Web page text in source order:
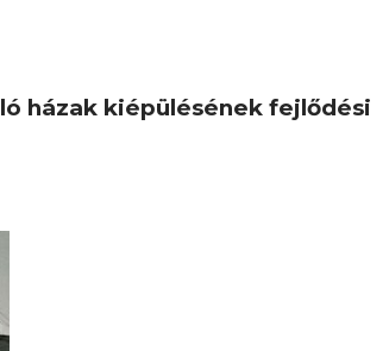
házak kiépülésének fejlődési